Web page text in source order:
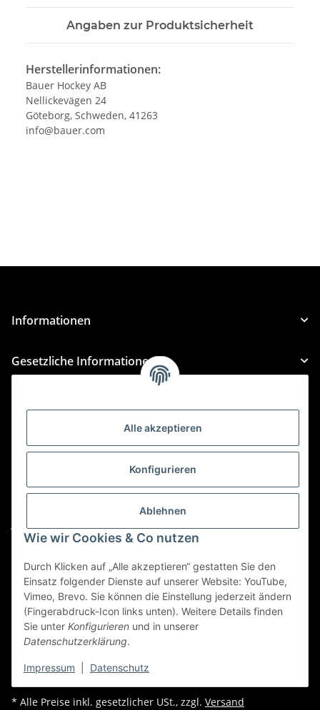
Alle akzeptieren
Konfigurieren
Ablehnen
Wie wir Cookies & Co nutzen
Durch Klicken auf „Alle akzeptieren“ gestatten Sie den
Einsatz folgender Dienste auf unserer Website: YouTube,
Vimeo, Brevo. Sie können die Einstellung jederzeit ändern
(Fingerabdruck-Icon links unten). Weitere Details finden
Sie unter Konfigurieren und in unserer
Datenschutzerklärung.
Impressum Datenschutz
Angaben zur Produktsicherheit
Herstellerinformationen:
Bauer Hockey AB
Nellickevägen 24
Göteborg, Schweden, 41263
info@bauer.com
Informationen
Gesetzliche Informationen
Für Custom Anfragen und Custom Bestellungen auch
custom@htr-shop.com
Für Trikot-Anfragen und Bestellungen
teamwear@htr-shop.com
Für Reklamationen und Retouren
reklamation@htr-shop.com
* Alle Preise inkl. gesetzlicher USt., zzgl. Versand